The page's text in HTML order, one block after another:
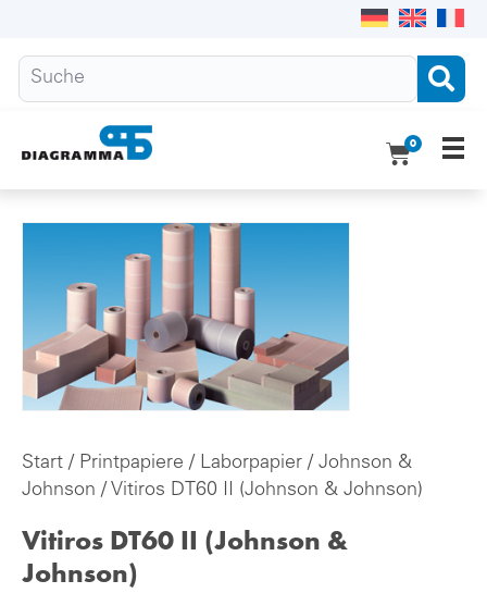
0
Start / Printpapiere / Laborpapier / Johnson &
Johnson / Vitiros DT60 II (Johnson & Johnson)
Vitiros DT60 II (Johnson &
Johnson)